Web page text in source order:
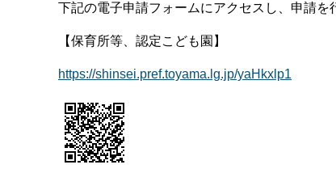
下記の電子申請フォームにアクセスし、申請を
【保育所等、認定こども園】
https://shinsei.pref.toyama.lg.jp/yaHkxlp1